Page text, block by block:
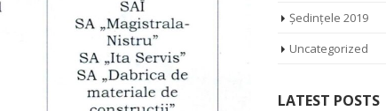
Ședințele 2019
Uncategorized
LATEST POSTS